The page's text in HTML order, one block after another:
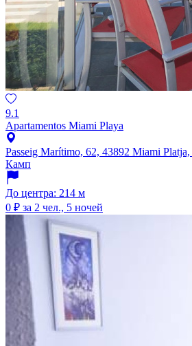
9.1
Apartamentos Miami Playa
Passeig Marítimo, 62, 43892 Miami
Камп
До центра: 214 м
0 ₽ за 2 чел., 5 ночей